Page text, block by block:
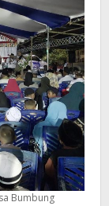
Bumbung